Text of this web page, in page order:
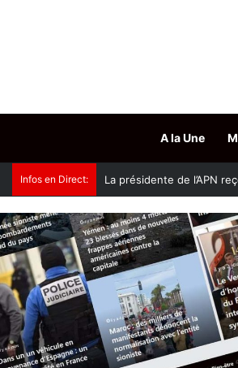
A la Une
Infos en Direct: Accès aux grades